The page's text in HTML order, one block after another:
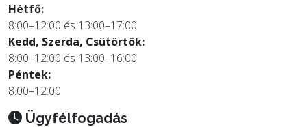
Hétfő:
8:00–12:00 és 13:00–17:00
Kedd, Szerda, Csütörtök:
8:00–12:00 és 13:00–16:00
Péntek:
8:00–12:00
Ügyfélfogadás